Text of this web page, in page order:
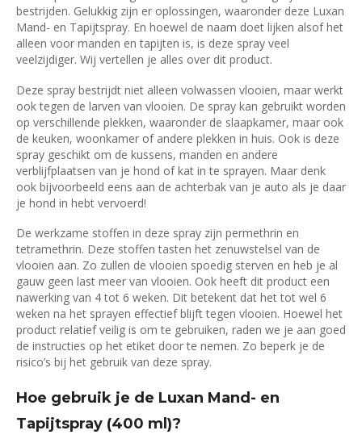
bestrijden. Gelukkig zijn er oplossingen, waaronder deze Luxan
Mand- en Tapijtspray. En hoewel de naam doet lijken alsof het
alleen voor manden en tapijten is, is deze spray veel
veelzijdiger. Wij vertellen je alles over dit product.
Deze spray bestrijdt niet alleen volwassen vlooien, maar werkt
ook tegen de larven van vlooien. De spray kan gebruikt worden
op verschillende plekken, waaronder de slaapkamer, maar ook
de keuken, woonkamer of andere plekken in huis. Ook is deze
spray geschikt om de kussens, manden en andere
verblijfplaatsen van je hond of kat in te sprayen. Maar denk
ook bijvoorbeeld eens aan de achterbak van je auto als je daar
je hond in hebt vervoerd!
De werkzame stoffen in deze spray zijn permethrin en
tetramethrin. Deze stoffen tasten het zenuwstelsel van de
vlooien aan. Zo zullen de vlooien spoedig sterven en heb je al
gauw geen last meer van vlooien. Ook heeft dit product een
nawerking van 4 tot 6 weken. Dit betekent dat het tot wel 6
weken na het sprayen effectief blijft tegen vlooien. Hoewel het
product relatief veilig is om te gebruiken, raden we je aan goed
de instructies op het etiket door te nemen. Zo beperk je de
risico’s bij het gebruik van deze spray.
Hoe gebruik je de Luxan Mand- en
Tapijtspray (400 ml)?